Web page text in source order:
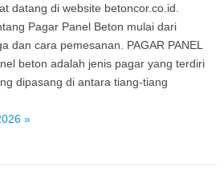
datang di website betoncor.co.id.
Pagar Panel Beton mulai dari
dan cara pemesanan. PAGAR PANEL
beton adalah jenis pagar yang terdiri
dipasang di antara tiang-tiang
»